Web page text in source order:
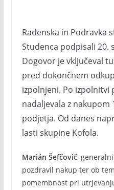
Radenska in Podravka
Studenca podpisali 20.
Dogovor je vključeval
pred dokončnem
izpolnjeni. Po izpolnitvi
nadaljevala z nakupom
podjetja. Od danes
lasti skupine Kofola.
Marián Šefčovič,
pozdravil nakup ter ob
pomembnost pri